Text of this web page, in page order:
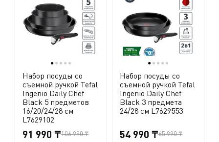
изделиях Tefal с антипригарным покрытием.
● ● ● ● ●
Набор посуды со
съемной ручкой Tefal
Ingenio Daily Chef
Black 5 предметов
16/20/24/28 см
L7629102
91 990 ₸106 990 ₸
● ● ● ● ●
Набор посуды со
съемной ручкой Tefal
Ingenio Daily Chef
Black 3 предмета
24/28 см L7629553
54 990 ₸65 990 ₸